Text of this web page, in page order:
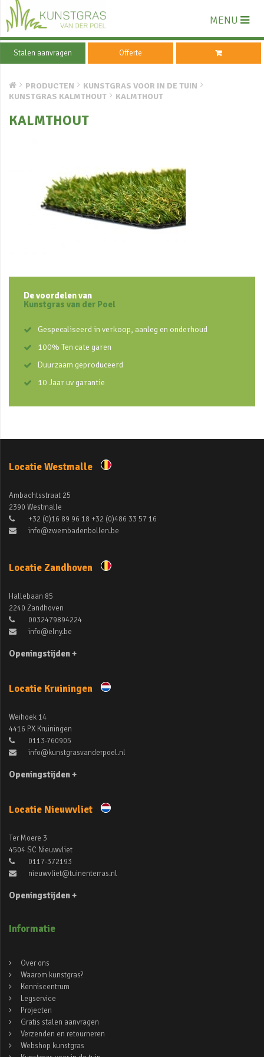
MENU
Stalen aanvragen Offerte
PRODUCTEN
KUNSTGRAS VOOR IN DE TUIN
KUNSTGRAS KALMTHOUT
KALMTHOUT
KALMTHOUT
De voordelen van
Kunstgras van der Poel
Gespecaliseerd in verkoop, aanleg en onderhoud
100% Ten cate garen
Duurzaam geproduceerd
10 Jaar uv garantie
Locatie Westmalle
Ambachtsstraat 25
2390 Westmalle
+32 (0)16 89 96 18 +32 (0)486 33 57 16
info@zwembadenbollen.be
Locatie Zandhoven
Hallebaan 85
2240 Zandhoven
0032479894224
info@elny.be
Openingstijden +
Locatie Kruiningen
Weihoek 14
4416 PX Kruiningen
0113-760905
info@kunstgrasvanderpoel.nl
Openingstijden +
Locatie Nieuwvliet
Ter Moere 3
4504 SC Nieuwvliet
0117-372193
nieuwvliet@tuinenterras.nl
Openingstijden +
Informatie
Over ons
Waarom kunstgras?
Kenniscentrum
Legservice
Projecten
Gratis stalen aanvragen
Verzenden en retourneren
Webshop kunstgras